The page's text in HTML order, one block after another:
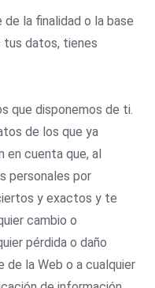
la finalidad o la base
tus datos, tienes
que disponemos de ti.
de los que ya
en cuenta que, al
personales por
y exactos y te
cambio o
pérdida o daño
de la Web o a cualquier